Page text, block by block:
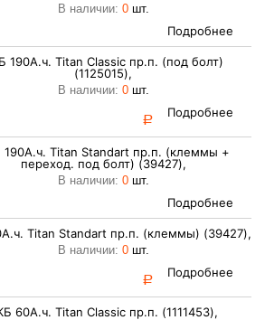
В наличии: 0шт.
Подробнее
190А.ч. Titan Classic пр.п. (под болт)
(1125015),
В наличии: 0шт.
Подробнее
a
190А.ч. Titan Standart пр.п. (клеммы +
переход. под болт) (39427),
В наличии: 0шт.
Подробнее
Titan Standart пр.п. (клеммы) (39427),
В наличии: 0шт.
Подробнее
a
60А.ч. Titan Classic пр.п. (1111453),